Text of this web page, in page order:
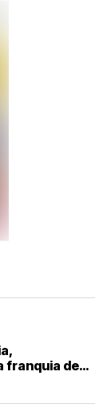
franquia de
no RN